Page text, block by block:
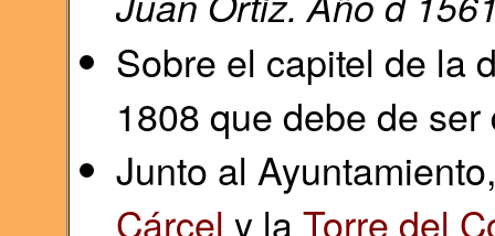
Sobre el capitel de la
1808 que debe de
Junto al
Cárcel y laTorre del